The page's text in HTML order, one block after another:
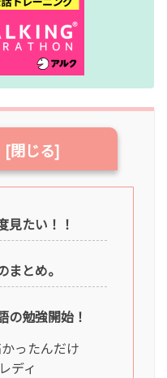
見たい！！
まとめ。
の勉強開始！
かったんだけ
ディ